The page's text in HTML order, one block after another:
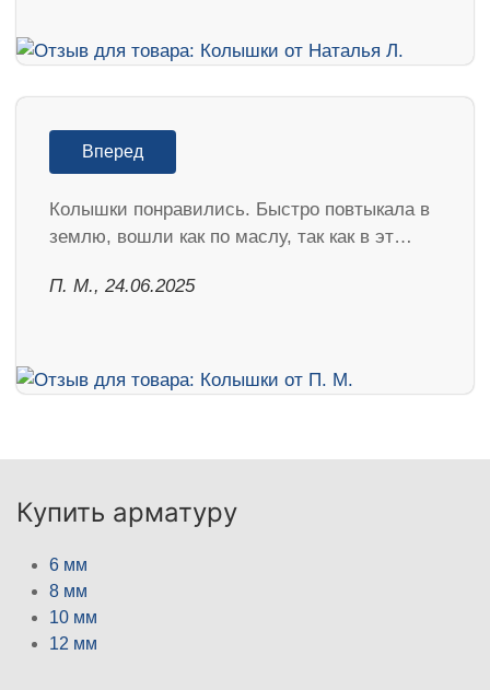
Вперед
Колышки понравились. Быстро повтыкала в
землю, вошли как по маслу, так как в эт…
П. М., 24.06.2025
Купить арматуру
6 мм
8 мм
10 мм
12 мм